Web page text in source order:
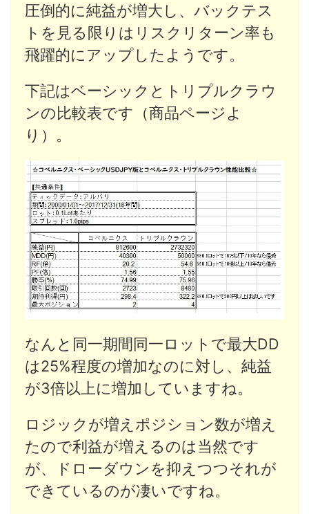
圧倒的に純益が増大し、バックテス
トを見る限りはリスクリターン率も
飛躍的にアップしたようです。
下記はベーシックとトリプルクラウ
ンの比較表です（商品ページよ
り）。
なんと同一期間同一ロットで最大DD
は25%程度の増加なのに対し、純益
が3倍以上に増加していますね。
ロジックが増えポジション数が増え
たので利益が増えるのは当然です
が、ドローダウンを抑えつつそれが
できているのが凄いですね。